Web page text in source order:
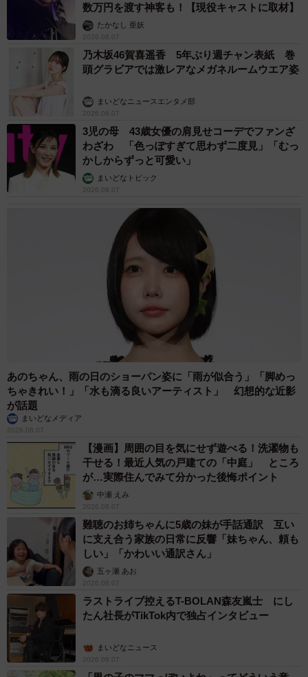
数万円を渡す神客も！【現役キャストに取材】
たかなし 亜妖
2026.08.07
乃木坂46賀喜遥香 5年ぶり週チャン表紙 巻
頭グラビアでは激レアなメガネルームウエア姿
まいどなニュースエンタメ部
2026.08.07
3児の母 43歳女優の肩見せコーデでファンざ
わざわ 「色っぽすぎて思わず二度見」「むっ
かしからずっと可愛い」
まいどなトピック
2026.08.07
あのちゃん、雨の日のショーパン姿に「雨が似合う」「脚めっ
ちゃきれい！」「水も滴る良いアーティスト」 幻想的な近影
が話題
まいどなメディア
2026.08.07
【漫画】周囲の目を気にせず遊べる！洗濯物も
干せる！最近人気の戸建ての「中庭」 ところ
が…実際住んでみて分かった後悔ポイント
中瀬 えみ
2026.08.07
難聴のお姉ちゃんに5歳の妹が手話通訳 互い
に支え合う家族の日常に反響「妹ちゃん、頼も
しい」「かわいい通訳さん」
五ヶ瀬 あお
2026.08.07
ラストライブ控えるT-BOLAN森友嵐士 にし
たん社長がTikTok内で独占インタビュー
まいどなニュース
2026.08.07